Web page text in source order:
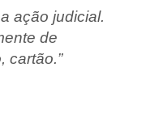
ação judicial.
de
cartão.”